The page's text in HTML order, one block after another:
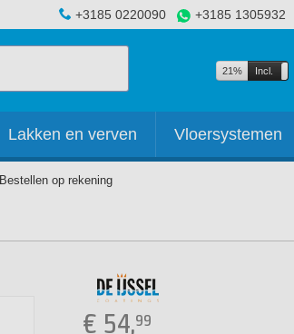
+3185 0220090 +3185 1305932
21% Incl.
Lakken en verven Vloersystemen
Bestellen op rekening
€ 54,99